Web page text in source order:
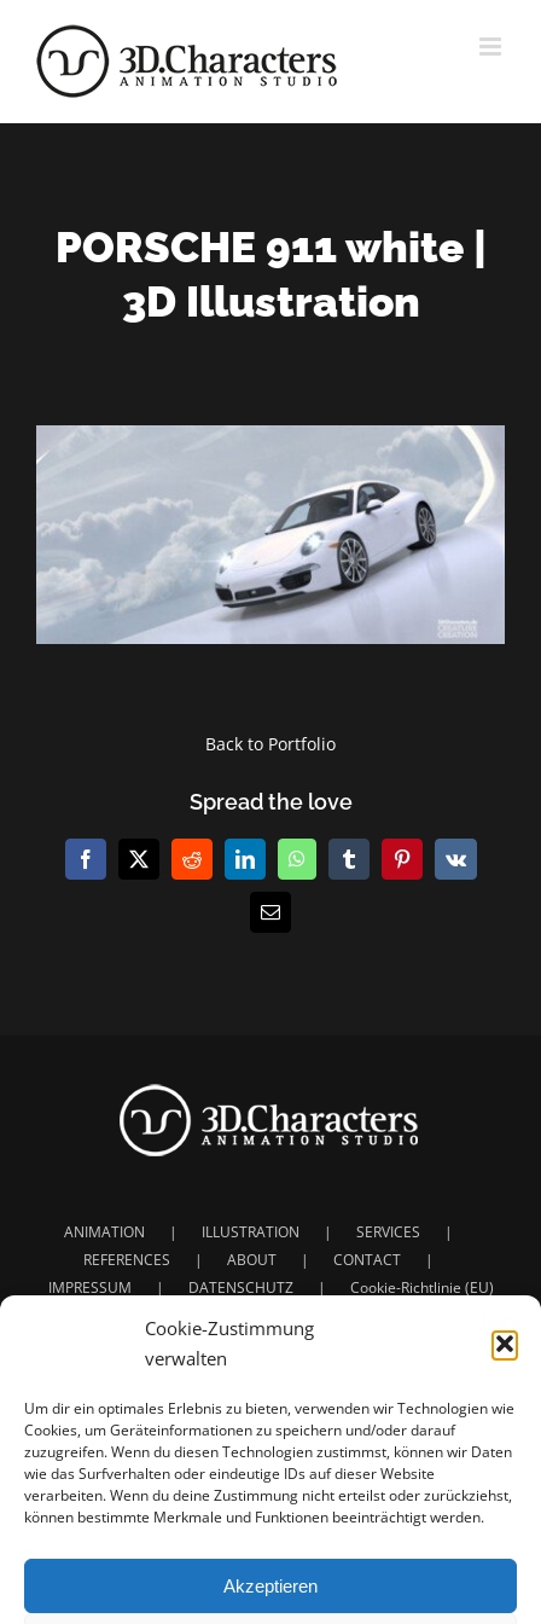
Cookie-Zustimmung
verwalten
Um dir ein optimales Erlebnis zu bieten, verwenden wir Technologien wie
Cookies, um Geräteinformationen zu speichern und/oder darauf
zuzugreifen. Wenn du diesen Technologien zustimmst, können wir Daten
wie das Surfverhalten oder eindeutige IDs auf dieser Website
verarbeiten. Wenn du deine Zustimmung nicht erteilst oder zurückziehst,
können bestimmte Merkmale und Funktionen beeinträchtigt werden.
Akzeptieren
Inhalt
springen
PORSCHE 911 white |
3D Illustration
View
Larger
Back to Portfolio
Spread the love
Facebook
X RedditLinkedInWhatsAppTumblrPinterest
Vk
E-
ANIMATION ILLUSTRATION
SERVICES
REFERENCES
ABOUT
CONTACT
IMPRESSUM
DATENSCHUTZ Cookie-Richtlinie (EU)
Service: 3D Animation | Character Animation | Creature
Animation
Full project developement for: Concept - Design - Rigging
- Animation - Texturing - Lighting - Shading - Rendering
For Commercials - Film - Presentations - Illustrations |
Werbung - Film - Präsentationen - Illustrationen